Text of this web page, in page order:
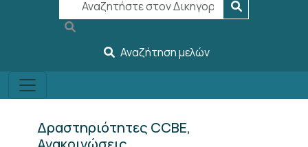
in
Accessibility
Αναζήτηση μελών
Δραστηριότητες CCBE,